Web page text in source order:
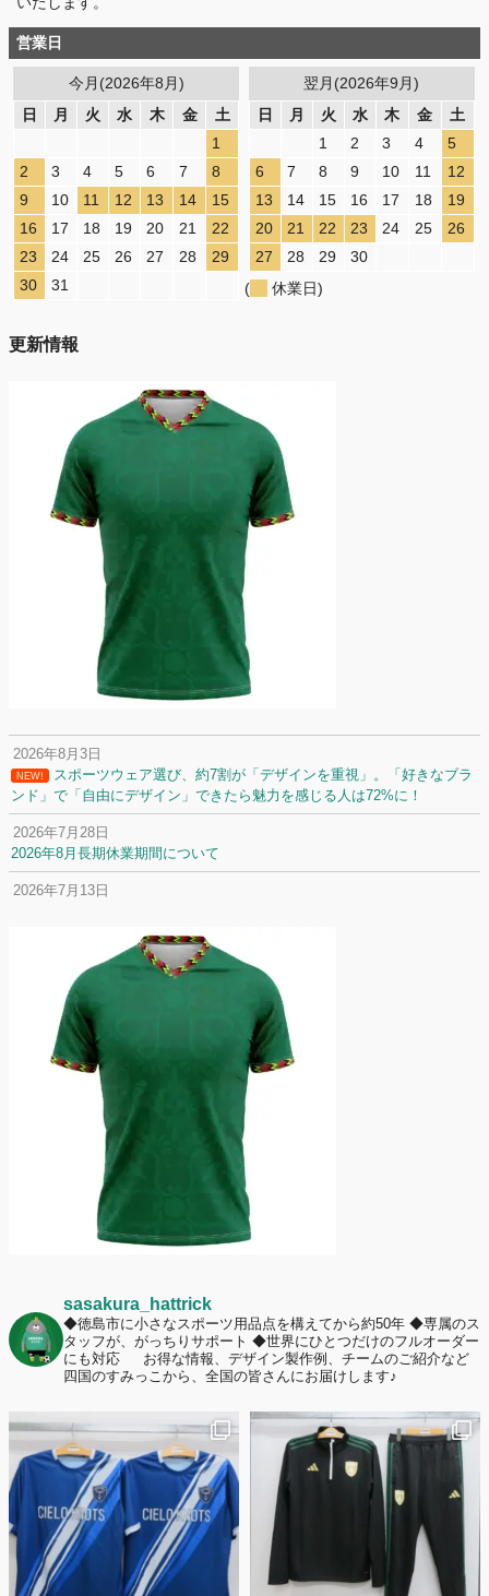
営業日
今月(2026年8月)
日
月 火 水 木 金
土
1
2
3 4 5 6 7
8
9
10 11 12 13 14
15
16
17 18 19 20 21
22
23
24 25 26 27 28
29
30
31
翌月(2026年9月)
日
月 火 水 木 金
土
1
2 3 4
5
6
7 8 9 10 11
12
13
14 15 16 17 18
19
20
21 22 23 24 25
26
27
28 29
30
(
休業日)
更新情報
2026年8月3日
NEW!
スポーツウェア選び、約7割が「デザインを重視」。「好きなブラ
ンド」で「自由にデザイン」できたら魅力を感じる人は72%に！
2026年7月28日
2026年8月長期休業期間について
2026年7月13日
名前入りユニフォームで子どもの自信が「プラスになった」と感じた保
護者は約67%！「やや高いと感じたが納得して購入した」と価値を実感
する声も32.7%に！
2026年6月15日
応援ユニフォーム、約53％が「会場に一体感があってよい」と回答。チ
ームへの愛情が伝わる応援スタイルとは？
sasakura_hattrick
◆徳島市に小さなスポーツ用品点を構えてから約50年 ◆専属のス
タッフが、がっちりサポート ◆世界にひとつだけのフルオーダー
にも対応
お得な情報、デザイン製作例、チームのご紹介など
四国のすみっこから、全国の皆さんにお届けします♪